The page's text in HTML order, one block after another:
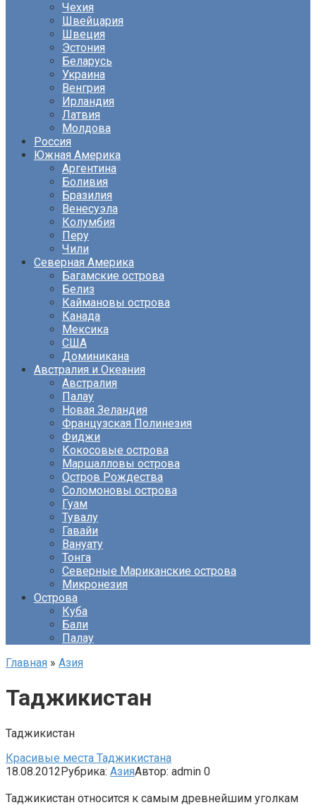
Чехия
Швейцария
Швеция
Эстония
Беларусь
Украина
Венгрия
Ирландия
Латвия
Молдова
Россия
Южная Америка
Аргентина
Боливия
Бразилия
Венесуэла
Колумбия
Перу
Чили
Северная Америка
Багамские острова
Белиз
Каймановы острова
Канада
Мексика
США
Доминикана
Австралия и Океания
Австралия
Палау
Новая Зеландия
Французская Полинезия
Фиджи
Кокосовые острова
Маршалловы острова
Остров Рождества
Соломоновы острова
Гуам
Тувалу
Гавайи
Вануату
Тонга
Северные Мариканские острова
Микронезия
Острова
Куба
Бали
Палау
Главная » Азия
Таджикистан
Таджикистан
Красивые места Таджикистана
18.08.2012Рубрика: АзияАвтор: admin 0
Таджикистан относится к самым древнейшим уголкам